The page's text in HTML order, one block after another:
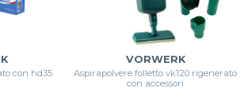
con hd35
VORWERK
Aspirapolvere folletto vk120 rigenerato
con accessori